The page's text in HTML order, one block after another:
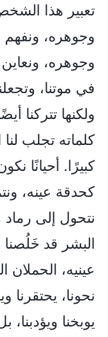
تعبير هذا
وجوهره، ونفهم
وجوهره،
في موتنا،
ولكنها تتركنا
كلماته تجلب لنا
كبيرًا. أحيانًا
كحدقة عينه،
نتحول إلى
البشر قد
عينيه، الحملان
نحونا، يحتقرنا
يوبخنا ويؤدبنا،